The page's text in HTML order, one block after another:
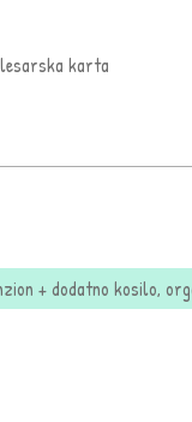
karta
+ dodatno kosilo,